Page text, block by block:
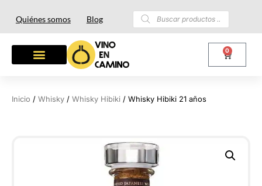
Quiénes somos Blog
0
Inicio / Whisky / Whisky Hibiki / Whisky Hibiki 21 años